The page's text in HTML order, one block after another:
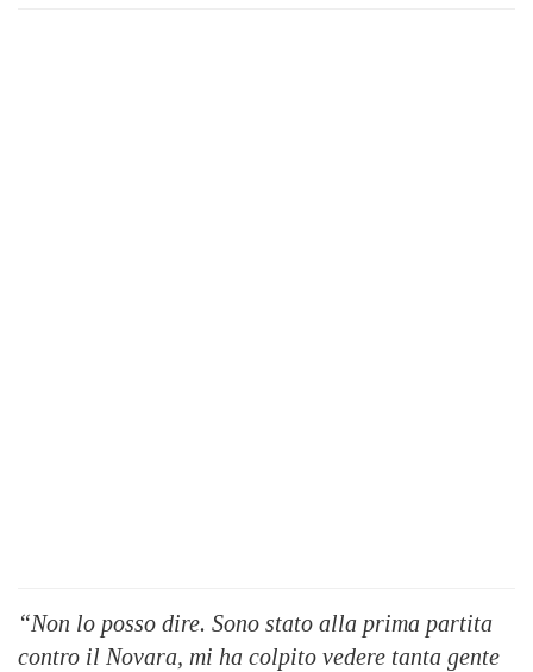
“Non lo posso dire. Sono stato alla prima partita
contro il Novara, mi ha colpito vedere tanta gente